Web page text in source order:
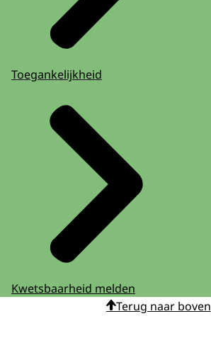
Toegankelijkheid
Kwetsbaarheid melden
Terug naar boven